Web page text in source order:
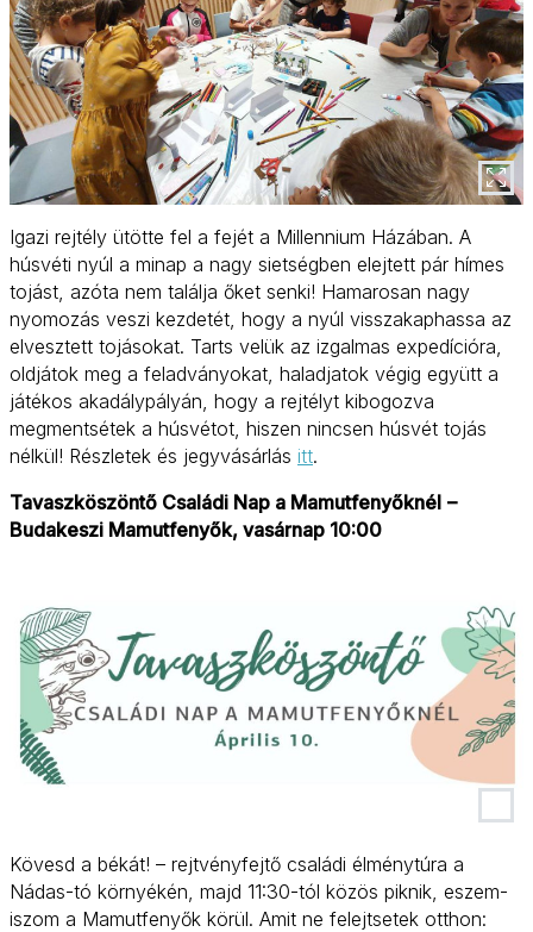
Igazi rejtély ütötte fel a fejét a Millennium Házában. A
húsvéti nyúl a minap a nagy sietségben elejtett pár hímes
tojást, azóta nem találja őket senki! Hamarosan nagy
nyomozás veszi kezdetét, hogy a nyúl visszakaphassa az
elvesztett tojásokat. Tarts velük az izgalmas expedícióra,
oldjátok meg a feladványokat, haladjatok végig együtt a
játékos akadálypályán, hogy a rejtélyt kibogozva
megmentsétek a húsvétot, hiszen nincsen húsvét tojás
nélkül! Részletek és jegyvásárlás itt.
Tavaszköszöntő Családi Nap a Mamutfenyőknél –
Budakeszi Mamutfenyők, vasárnap 10:00
Kövesd a békát! – rejtvényfejtő családi élménytúra a
Nádas-tó környékén, majd 11:30-tól közös piknik, eszem-
iszom a Mamutfenyők körül. Amit ne felejtsetek otthon: